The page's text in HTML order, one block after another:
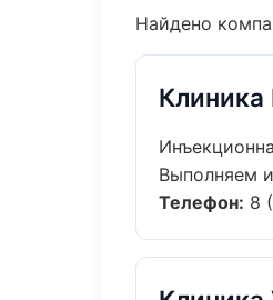
Найдено
Клиника
Выполняем
Телефон: 8